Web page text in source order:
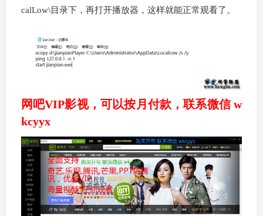
calLow\目录下，再打开播放器，这样就能正常观看了。
网吧VIP影视，可以按月付款，联系微信 w
kcyyx